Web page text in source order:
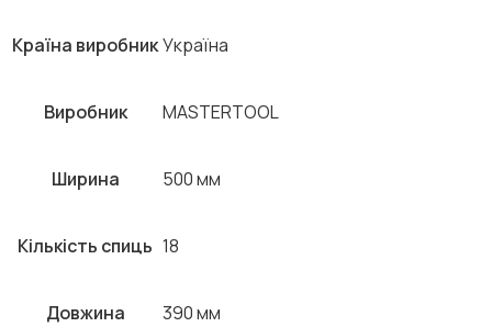
Країна виробникУкраїна
Виробник MASTERTOOL
Ширина 500 мм
Кількість спиць 18
Довжина 390 мм